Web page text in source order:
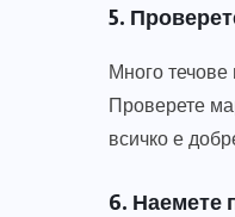
5.
Много
Проверете
всичко е
6. Наемете